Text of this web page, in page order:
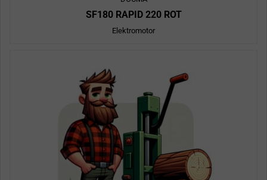
SF180 RAPID 220 ROT
Elektromotor